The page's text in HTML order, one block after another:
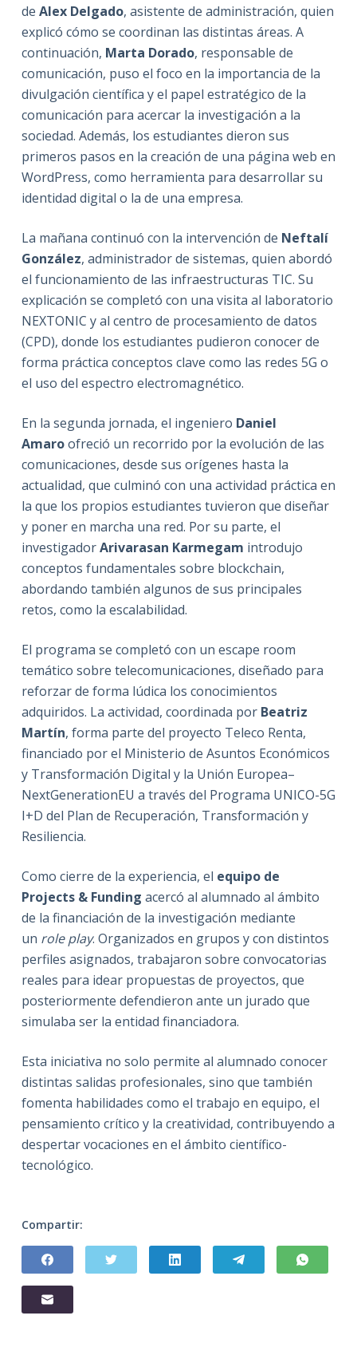
de Alex Delgado, asistente de administración, quien
explicó cómo se coordinan las distintas áreas. A
continuación, Marta Dorado, responsable de
comunicación, puso el foco en la importancia de la
divulgación científica y el papel estratégico de la
comunicación para acercar la investigación a la
sociedad. Además, los estudiantes dieron sus
primeros pasos en la creación de una página web en
WordPress, como herramienta para desarrollar su
identidad digital o la de una empresa.
La mañana continuó con la intervención de Neftalí
González, administrador de sistemas, quien abordó
el funcionamiento de las infraestructuras TIC. Su
explicación se completó con una visita al laboratorio
NEXTONIC y al centro de procesamiento de datos
(CPD), donde los estudiantes pudieron conocer de
forma práctica conceptos clave como las redes 5G o
el uso del espectro electromagnético.
En la segunda jornada, el ingeniero Daniel
Amaroofreció un recorrido por la evolución de las
comunicaciones, desde sus orígenes hasta la
actualidad, que culminó con una actividad práctica en
la que los propios estudiantes tuvieron que diseñar
y poner en marcha una red. Por su parte, el
investigadorArivarasan Karmegam introdujo
conceptos fundamentales sobre blockchain,
abordando también algunos de sus principales
retos, como la escalabilidad.
El programa se completó con un escape room
temático sobre telecomunicaciones, diseñado para
reforzar de forma lúdica los conocimientos
adquiridos. La actividad, coordinada por Beatriz
Martín, forma parte del proyecto Teleco Renta,
financiado por el Ministerio de Asuntos Económicos
y Transformación Digital y la Unión Europea–
NextGenerationEU a través del Programa UNICO-5G
I+D del Plan de Recuperación, Transformación y
Resiliencia.
Como cierre de la experiencia, el equipo de
Projects & Funding acercó al alumnado al ámbito
de la financiación de la investigación mediante
un role play. Organizados en grupos y con distintos
perfiles asignados, trabajaron sobre convocatorias
reales para idear propuestas de proyectos, que
posteriormente defendieron ante un jurado que
simulaba ser la entidad financiadora.
Esta iniciativa no solo permite al alumnado conocer
distintas salidas profesionales, sino que también
fomenta habilidades como el trabajo en equipo, el
pensamiento crítico y la creatividad, contribuyendo a
despertar vocaciones en el ámbito científico-
tecnológico.
Compartir: